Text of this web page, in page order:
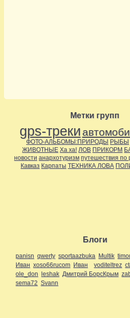
Метки групп
gps-треки
ФОТО-АЛЬБОМЫ:ПРИРОДЫ РЫБЫ
ЖИВОТНЫЕ Ха ха! ЛОВ ПРИКОРМ
новости анархотуризм путешествия по
Кавказ Карпаты ТЕХНИКА ЛОВА
Блоги
panisn qwerty sportaazbuka Multik
Иван xoso66rucom Иван voditeltrez
ole_don leshak Дмитрий БорсКрым
sema72 Svann